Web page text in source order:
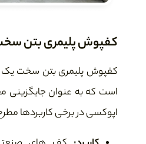
کفپوش پلیمری بتن
کفپوش پلیمری بتن سخت
است که به عنوان جایگزینی
اپوکسی در برخی کاربردها